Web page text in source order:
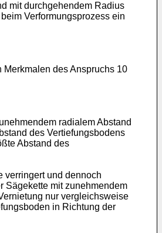
mit durchgehendem Radius
Verformungsprozess ein
des Anspruchs 10
radialem Abstand
des Vertiefungsbodens
Abstand des
verringert und dennoch
Sägekette mit zunehmendem
nur vergleichsweise
in Richtung der